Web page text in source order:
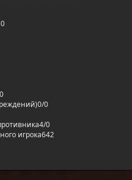
0
0/0
4/0
игрока642